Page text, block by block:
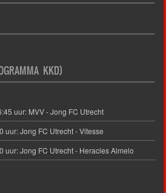
KKD)
uur: MVV - Jong FC Utrecht
uur: Jong FC Utrecht - Vitesse
uur: Jong FC Utrecht - Heracles Almelo